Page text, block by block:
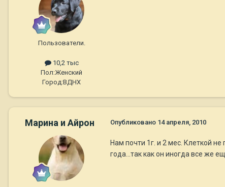
Пользователи.
10,2 тыс
Пол:Женский
Город:ВДНХ
Марина и Айрон Опубликовано 14 апреля, 2010
Нам почти 1г. и 2 мес. Клеткой
года...так как он иногда все же